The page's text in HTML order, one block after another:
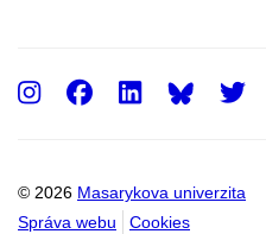
© 2026 Masarykova univerzita
Správa webu
Cookies
Instagram
Facebook